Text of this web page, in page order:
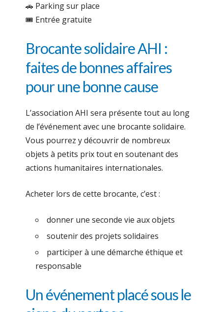
🚗 Parking sur place
🎟️ Entrée gratuite
Brocante solidaire AHI :
faites de bonnes affaires
pour une bonne cause
L’association AHI sera présente tout au long
de l’événement avec une brocante solidaire.
Vous pourrez y découvrir de nombreux
objets à petits prix tout en soutenant des
actions humanitaires internationales.
Acheter lors de cette brocante, c’est :
donner une seconde vie aux objets
soutenir des projets solidaires
participer à une démarche éthique et
responsable
Un événement placé sous le